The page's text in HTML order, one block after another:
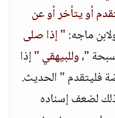
أو يتأخر أو عن
ماجه:" إذا صلى
"، وللبيهقي "إذا
فليتقدم " الحديث.
لضعف إسناده